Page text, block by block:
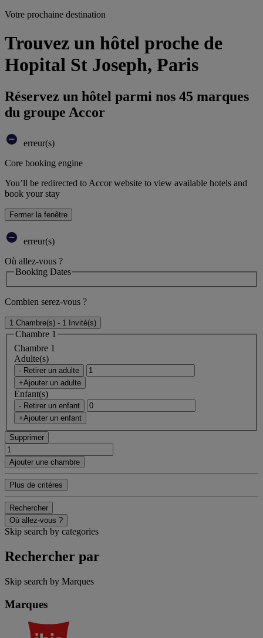
Votre prochaine destination
Trouvez un hôtel proche de
Hopital St Joseph, Paris
Réservez un hôtel parmi nos 45 marques
du groupe Accor
erreur(s)
Core booking engine
You’ll be redirected to Accor website to view available hotels and
book your stay
Fermer la fenêtre
erreur(s)
Où allez-vous ?
Booking Dates
Combien serez-vous ?
1 Chambre(s) - 1 Invité(s)
Chambre 1
Chambre 1
Adulte(s)
- Retirer un adulte
+Ajouter un adulte
Enfant(s)
- Retirer un enfant
+Ajouter un enfant
Supprimer
Ajouter une chambre
Plus de critères
Rechercher
Où allez-vous ?
Skip search by categories
Rechercher par
Skip search by Marques
Marques